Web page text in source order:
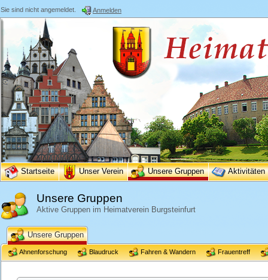
Sie sind nicht angemeldet. Anmelden
Startseite Unser Verein Unsere Gruppen Aktivitäten
Unsere Gruppen
Aktive Gruppen im Heimatverein Burgsteinfurt
Unsere Gruppen
Ahnenforschung Blaudruck Fahren & Wandern Frauentreff